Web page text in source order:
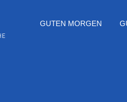
GUTEN MORGEN